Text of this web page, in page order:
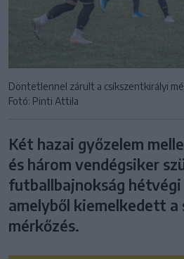
Döntetlennel zárult a csíkszentkirályi
Fotó: Pinti Attila
Két hazai győzelem
és három vendégsiker
futballbajnokság
amelyből kiemelkedett
mérkőzés.